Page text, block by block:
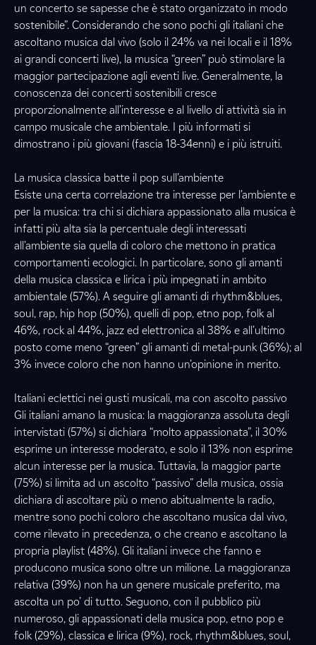
un concerto se sapesse che è stato organizzato in modo
sostenibile”. Considerando che sono pochi gli italiani che
ascoltano musica dal vivo (solo il 24% va nei locali e il 18%
ai grandi concerti live), la musica “green” può stimolare la
maggior partecipazione agli eventi live. Generalmente, la
conoscenza dei concerti sostenibili cresce
proporzionalmente all’interesse e al livello di attività sia in
campo musicale che ambientale. I più informati si
dimostrano i più giovani (fascia 18-34enni) e i più istruiti.
La musica classica batte il pop sull’ambiente
Esiste una certa correlazione tra interesse per l’ambiente e
per la musica: tra chi si dichiara appassionato alla musica è
infatti più alta sia la percentuale degli interessati
all’ambiente sia quella di coloro che mettono in pratica
comportamenti ecologici. In particolare, sono gli amanti
della musica classica e lirica i più impegnati in ambito
ambientale (57%). A seguire gli amanti di rhythm&blues,
soul, rap, hip hop (50%), quelli di pop, etno pop, folk al
46%, rock al 44%, jazz ed elettronica al 38% e all’ultimo
posto come meno “green” gli amanti di metal-punk (36%); al
3% invece coloro che non hanno un’opinione in merito.
Italiani eclettici nei gusti musicali, ma con ascolto passivo
Gli italiani amano la musica: la maggioranza assoluta degli
intervistati (57%) si dichiara “molto appassionata”, il 30%
esprime un interesse moderato, e solo il 13% non esprime
alcun interesse per la musica. Tuttavia, la maggior parte
(75%) si limita ad un ascolto “passivo” della musica, ossia
dichiara di ascoltare più o meno abitualmente la radio,
mentre sono pochi coloro che ascoltano musica dal vivo,
come rilevato in precedenza, o che creano e ascoltano la
propria playlist (48%). Gli italiani invece che fanno e
producono musica sono oltre un milione. La maggioranza
relativa (39%) non ha un genere musicale preferito, ma
ascolta un po’ di tutto. Seguono, con il pubblico più
numeroso, gli appassionati della musica pop, etno pop e
folk (29%), classica e lirica (9%), rock, rhythm&blues, soul,